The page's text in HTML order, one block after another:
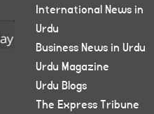
International News in
Urdu
Business News in Urdu
Urdu Magazine
Urdu Blogs
The Express Tribune